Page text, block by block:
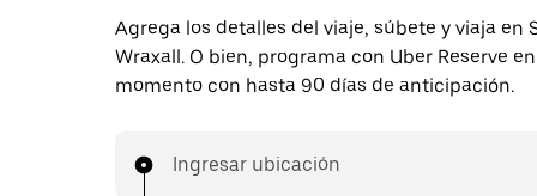
Agrega los detalles del viaje, súbete y viaja en
Wraxall. O bien, programa con Uber Reserve
momento con hasta 90 días de anticipación.
Ingresar ubicación